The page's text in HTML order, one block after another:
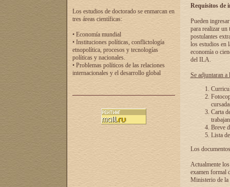
Los estudios de doctorado se enmarcan en
tres áreas científicas:
• Economía mundial
• Instituciones políticas, conflictología
etnopolítica, procesos y tecnologías
políticas y nacionales.
• Problemas políticos de las relaciones
internacionales y el desarrollo global
Requisitos de
Pueden
para realizar un
postulantes
los estudios en
economía o
del ILA.
Se adjuntaran a
Carta
Breve
Lista
Los
Actualmente
examen formal
Ministerio de la